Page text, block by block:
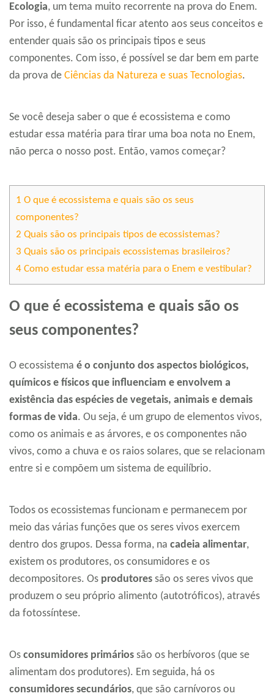
Ecologia, um tema muito recorrente na prova do Enem.
Por isso, é fundamental ficar atento aos seus conceitos e
entender quais são os principais tipos e seus
componentes. Com isso, é possível se dar bem em parte
da prova de Ciências da Natureza e suas Tecnologias.
Se você deseja saber o que é ecossistema e como
estudar essa matéria para tirar uma boa nota no Enem,
não perca o nosso post. Então, vamos começar?
1 O que é ecossistema e quais são os seus
componentes?
2 Quais são os principais tipos de ecossistemas?
3 Quais são os principais ecossistemas brasileiros?
4 Como estudar essa matéria para o Enem e vestibular?
O que é ecossistema e quais são os
seus componentes?
O ecossistema é o conjunto dos aspectos biológicos,
químicos e físicos que influenciam e envolvem a
existência das espécies de vegetais, animais e demais
formas de vida. Ou seja, é um grupo de elementos vivos,
como os animais e as árvores, e os componentes não
vivos, como a chuva e os raios solares, que se relacionam
entre si e compõem um sistema de equilíbrio.
Todos os ecossistemas funcionam e permanecem por
meio das várias funções que os seres vivos exercem
dentro dos grupos. Dessa forma, na cadeia alimentar,
existem os produtores, os consumidores e os
decompositores. Os produtores são os seres vivos que
produzem o seu próprio alimento (autotróficos), através
da fotossíntese.
Os consumidores primários são os herbívoros (que se
alimentam dos produtores). Em seguida, há os
consumidores secundários, que são carnívoros ou